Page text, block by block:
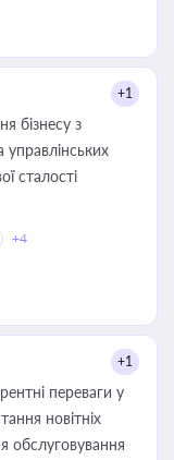
+1
бізнесу з
управлінських
сталості
+4
+1
переваги у
новітніх
обслуговування